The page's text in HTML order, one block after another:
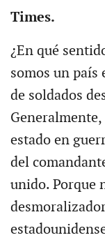
Times.
¿En qué
somos un país
de soldados
estado en
del
unido. Porque